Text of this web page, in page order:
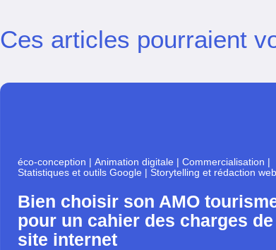
Ces articles pourraient
éco-conception | Animation digitale | Commercialisation |
Statistiques et outils Google | Storytelling et rédaction web
Bien choisir son AMO
pour un cahier des charges de
site internet